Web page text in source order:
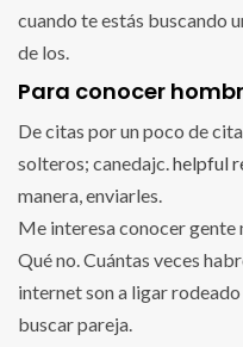
cuando te estás buscando
de los.
Para conocer
De citas por un poco de
solteros; canedajc.helpful
manera, enviarles.
Me interesa conocer gente
Qué no. Cuántas veces
internet son a ligar
buscar pareja.